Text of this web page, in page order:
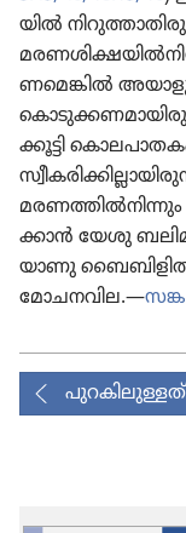
യിൽ
ണമെ​ങ്കിൽ
ക്കൂ​ട്ടി
ക്കാൻ യേശു
യാ​ണു ബൈബി​ളിൽ
മോച​ന​വില.—സങ്ക
പുറകിലുള്ളത്